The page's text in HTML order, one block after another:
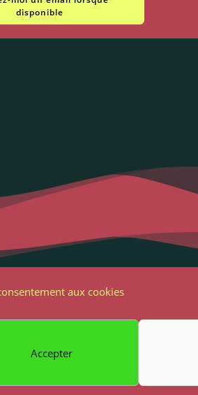
aux cookies
Accepter
disponible
85 500 Les Herbiers